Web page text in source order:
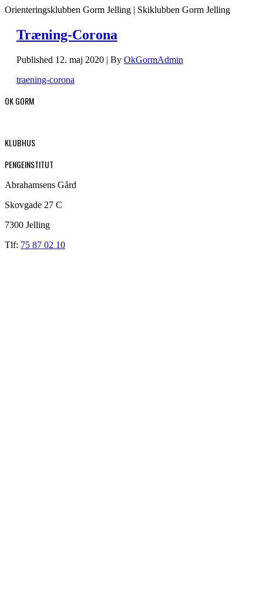
Orienteringsklubben Gorm Jelling | Skiklubben Gorm Jelling
Træning-Corona
Published 12. maj 2020 | By OkGormAdmin
traening-corona
OK GORM
KLUBHUS
PENGEINSTITUT
Abrahamsens Gård
Skovgade 27 C
7300 Jelling
Tlf: 75 87 02 10